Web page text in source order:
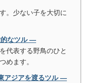
。少ない子を大切に
なツル ―
代表する野鳥のひと
めます。
アジアを渡るツル ―